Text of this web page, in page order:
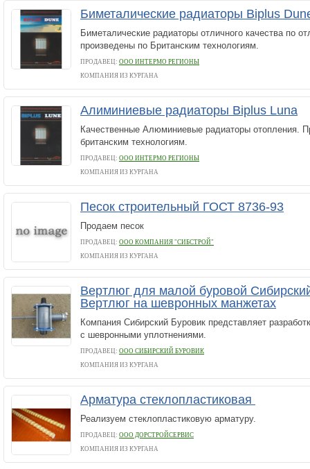
Биметалические радиаторы Biplus
Биметалические радиаторы отличного качества по
произведены по Британским технологиям.
ПРОДАВЕЦ: ООО ИНТЕРМО РЕГИОНЫ
КОМПАНИЯ ИЗ КУРГАНА
Алиминиевые радиаторы Biplus Luna
Качественные Алюминиевые радиаторы отопления.
британским технологиям.
ПРОДАВЕЦ: ООО ИНТЕРМО РЕГИОНЫ
КОМПАНИЯ ИЗ КУРГАНА
Песок строительный ГОСТ 8736-93
Продаем песок
ПРОДАВЕЦ: ООО КОМПАНИЯ "СИБСТРОЙ"
КОМПАНИЯ ИЗ КУРГАНА
Вертлюг для малой буровой
Вертлюг на шевронных манжетах
Компания Сибирский Буровик представляет
с шевронными уплотнениями.
ПРОДАВЕЦ: ООО СИБИРСКИЙ БУРОВИК
КОМПАНИЯ ИЗ КУРГАНА
Арматура стеклопластиковая
Реализуем стеклопластиковую арматуру.
ПРОДАВЕЦ: ООО ДОРСТРОЙСЕРВИС
КОМПАНИЯ ИЗ КУРГАНА